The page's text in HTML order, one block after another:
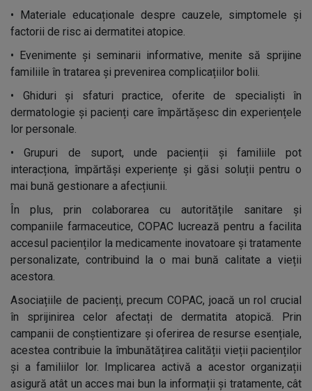
• Materiale educaționale despre cauzele, simptomele și
factorii de risc ai dermatitei atopice.
• Evenimente și seminarii informative, menite să sprijine
familiile în tratarea și prevenirea complicațiilor bolii.
•
Ghiduri și sfaturi practice, oferite de specialiști în
dermatologie și pacienți care împărtășesc din experiențele
lor personale.
•
Grupuri de suport, unde pacienții și familiile pot
interacționa, împărtăși experiențe și găsi soluții pentru o
mai bună gestionare a afecțiunii.
În plus, prin colaborarea cu autoritățile sanitare și
companiile farmaceutice, COPAC lucrează pentru a facilita
accesul pacienților la medicamente inovatoare și tratamente
personalizate, contribuind la o mai bună calitate a vieții
acestora.
Asociațiile de pacienți, precum COPAC, joacă un rol crucial
în sprijinirea celor afectați de dermatita atopică. Prin
campanii de conștientizare și oferirea de resurse esențiale,
acestea contribuie la îmbunătățirea calității vieții pacienților
și a familiilor lor. Implicarea activă a acestor organizații
asigură atât un acces mai bun la informații și tratamente, cât